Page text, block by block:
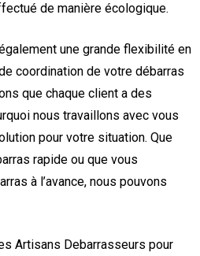
de manière écologique.
une grande flexibilité en
coordination de votre débarras
que chaque client a des
nous travaillons avec vous
pour votre situation. Que
rapide ou que vous
à l’avance, nous pouvons
Artisans Debarrasseurs pour